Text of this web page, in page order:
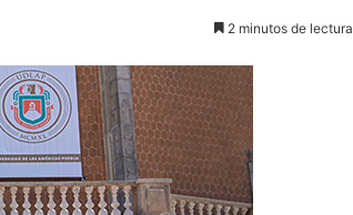
2 minutos de lectura